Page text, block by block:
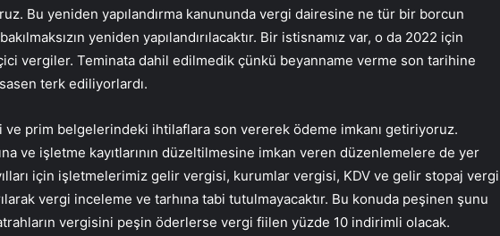
Bu yeniden yapılandırma kanununda vergi dairesine ne tür bir borcun
yeniden yapılandırılacaktır. Bir istisnamız var, o da 2022 için
vergiler. Teminata dahil edilmedik çünkü beyanname verme son tarihine
terk ediliyorlardı.
ve prim belgelerindeki ihtilaflara son vererek ödeme imkanı getiriyoruz.
ve işletme kayıtlarının düzeltilmesine imkan veren düzenlemelere de yer
için işletmelerimiz gelir vergisi, kurumlar vergisi, KDV ve gelir stopaj vergi
vergi inceleme ve tarhına tabi tutulmayacaktır. Bu konuda peşinen şunu
vergisini peşin öderlerse vergi fiilen yüzde 10 indirimli olacak.